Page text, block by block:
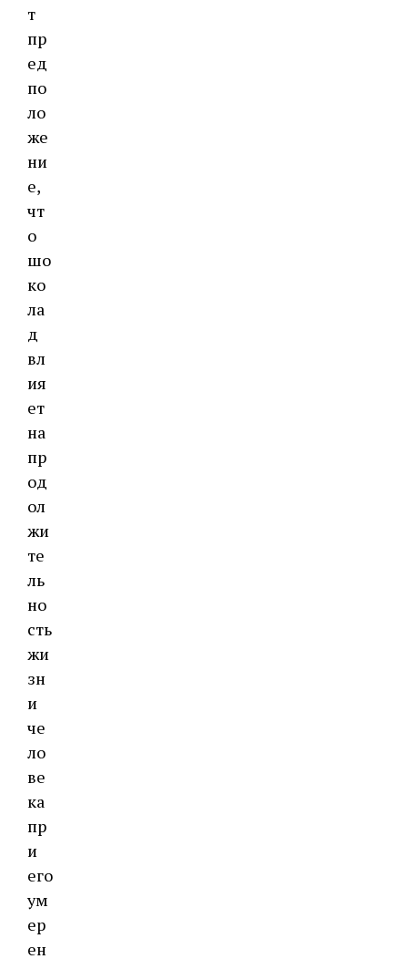
т
пр
ед
по
ло
же
ни
е,
чт
о
шо
ко
ла
д
вл
ия
ет
на
пр
од
ол
жи
те
ль
но
сть
жи
зн
и
че
ло
ве
ка
пр
и
его
ум
ер
ен